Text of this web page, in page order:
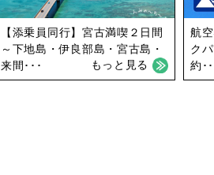
【添乗員同行】宮古満喫２日間
～下地島・伊良部島・宮古島・
来間･･･
もっと見る
航
ク
約･･